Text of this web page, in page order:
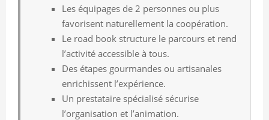
Les équipages de 2 personnes ou plus
favorisent naturellement la coopération.
Le road book structure le parcours et rend
l’activité accessible à tous.
Des étapes gourmandes ou artisanales
enrichissent l’expérience.
Un prestataire spécialisé sécurise
l’organisation et l’animation.